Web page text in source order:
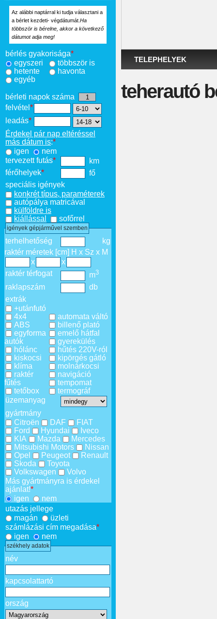
Az alábbi naptárral ki tudja választani a
a bérlet kezdeti- végdátumát. Ha
többször is bérelne, akkor a következő
dátumot adja meg!
bérlés gyakorisága*
egyszeri
többször is
hetente
havonta
egyéb
bérleti napok száma
felvétel *
leadás*
Érdekel pár nap eltéréssel
más dátum is:*
igen
nem
tervezett futás*
km
férőhelyek*
fő
speciális igények
konkrét típus, paraméterek
autópálya matricával
külföldre is
kiállással
sofőrrel
igények gépjárművel szemben
terhelhetőség
kg
raktér méretek [cm] H x Sz x M
x
x
raktér térfogat
m3
raklapszám
db
extrák
+utánfutó
4x4
ABS
egyforma
autók
hólánc
kiskocsi
klíma
raktér
fűtés
tetőbox
automata váltó
billenő plató
emelő hátfal
gyerekülés
hűtés 220V-ról
kipörgés gátló
molnárkocsi
navigáció
tempomat
termográf
üzemanyag
gyártmány
Citroën
DAF
FIAT
Ford
Hyundai
Iveco
KIA
Mazda
Mercedes
Mitsubishi Motors
Nissan
Opel
Peugeot
Renault
Skoda
Toyota
Volkswagen
Volvo
Más gyártmányra is érdekel
ajánlat!*
igen
nem
utazás jellege
magán
üzleti
számlázási cím megadása*
igen
nem
székhely adatok
név
kapcsolattartó
ország
TELEPHELYEK
teherautó